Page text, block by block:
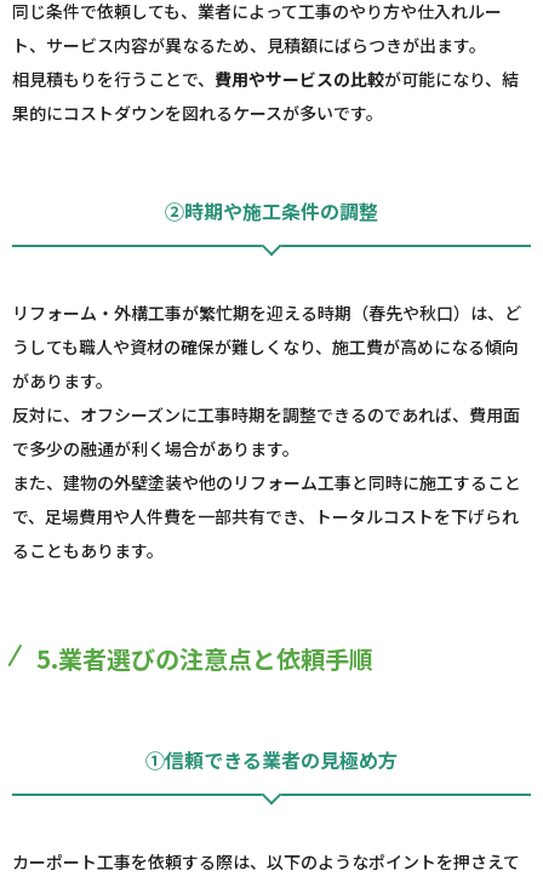
同じ条件で依頼しても、業者によって工事のやり方や仕入れルー
ト、サービス内容が異なるため、見積額にばらつきが出ます。
相見積もりを行うことで、 費用やサービスの比較が可能になり、結
果的にコストダウンを図れるケースが多いです。
②時期や施工条件の調整
リフォーム・外構工事が繁忙期を迎える時期（春先や秋口）は、ど
うしても職人や資材の確保が難しくなり、施工費が高めになる傾向
があります。
反対に、オフシーズンに工事時期を調整できるのであれば、費用面
で多少の融通が利く場合があります。
また、建物の外壁塗装や他のリフォーム工事と同時に施工すること
で、足場費用や人件費を一部共有でき、トータルコストを下げられ
ることもあります。
5.業者選びの注意点と依頼手順
①信頼できる業者の見極め方
カーポート工事を依頼する際は、以下のようなポイントを押さえて